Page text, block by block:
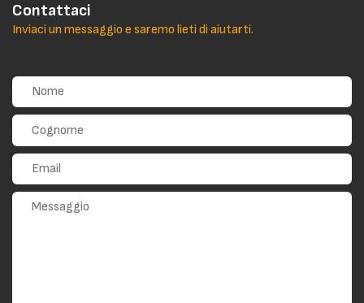
Contattaci
Inviaci un messaggio e saremo lieti di aiutarti.